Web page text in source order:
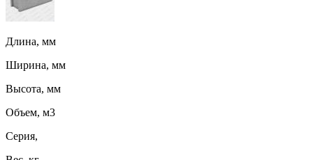
Длина, мм
Ширина, мм
Высота, мм
Объем, м3
Серия,